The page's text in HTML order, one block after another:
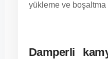
yükleme ve boşaltma
Damperli